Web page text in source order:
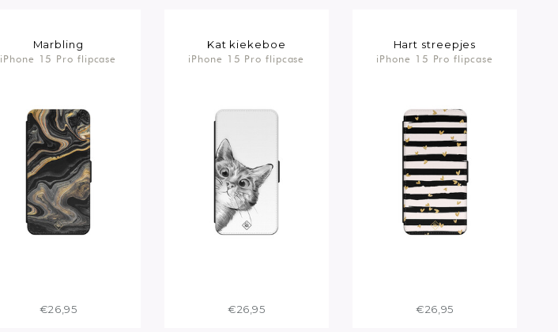
Marbling
iPhone 15 Pro flipcase
€26,95
Kat kiekeboe
iPhone 15 Pro flipcase
€26,95
Hart streepjes
iPhone 15 Pro flipcase
€26,95